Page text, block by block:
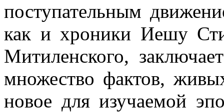
поступательным
как и хроники Иешу
Митиленского,
множество фактов,
новое для изучаемой